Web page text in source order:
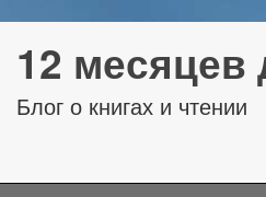
12 месяцев
Блог о книгах и чтении